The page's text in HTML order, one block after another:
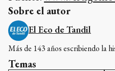
Sobre el autor
El Eco de Tandil
Más de 143 años escribiendo la
Temas